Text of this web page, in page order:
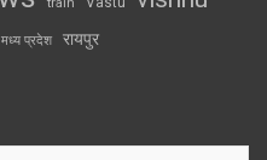
train
मध्य प्रदेश रायपुर